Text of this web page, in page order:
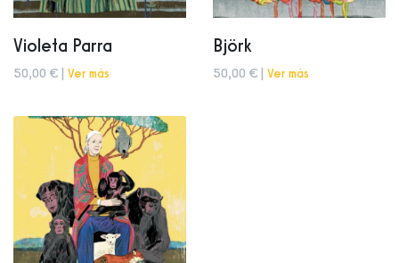
Violeta Parra
50,00 € | Ver más
Björk
50,00 € | Ver más